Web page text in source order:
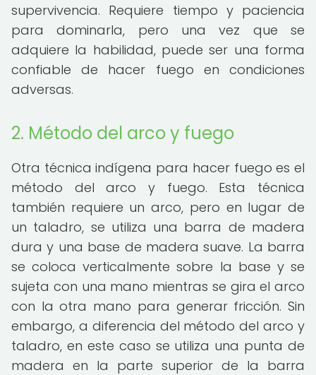
supervivencia. Requiere tiempo y paciencia
para dominarla, pero una vez que se
adquiere la habilidad, puede ser una forma
confiable de hacer fuego en condiciones
adversas.
2. Método del arco y fuego
Otra técnica indígena para hacer fuego es el
método del arco y fuego. Esta técnica
también requiere un arco, pero en lugar de
un taladro, se utiliza una barra de madera
dura y una base de madera suave. La barra
se coloca verticalmente sobre la base y se
sujeta con una mano mientras se gira el arco
con la otra mano para generar fricción. Sin
embargo, a diferencia del método del arco y
taladro, en este caso se utiliza una punta de
madera en la parte superior de la barra